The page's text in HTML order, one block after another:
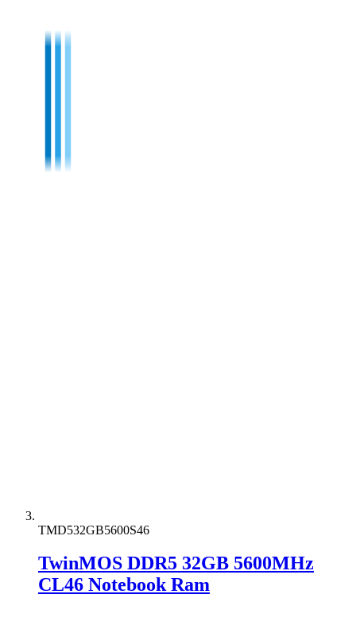
TMD532GB5600S46
TwinMOS DDR5 32GB 5600MHz
CL46 Notebook Ram